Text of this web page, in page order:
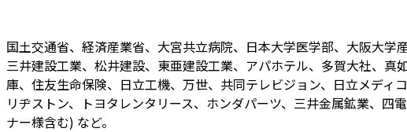
国土交通省、経済産業省、大宮共立病院、日本大学医学部、大阪大学
三井建設工業、松井建設、東亜建設工業、アパホテル、多賀大社、
庫、住友生命保険、日立工機、万世、共同テレビジョン、日立メデ
リヂストン、トヨタレンタリース、ホンダパーツ、三井金属鉱業、
ナー様含む) など。